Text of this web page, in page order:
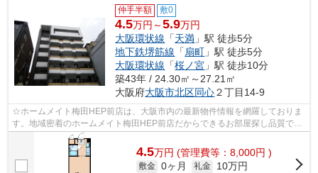
仲手半額 敷0
4.5万円～5.9万円
大阪環状線 「天満 」駅 徒歩5分
地下鉄堺筋線 「 扇町 」駅 徒歩5分
大阪環状線 「桜ノ宮 」駅 徒歩10分
築43年 / 24.30㎡～27.21㎡
大阪府大阪市北区同心２丁目14-9
☆ホームメイト梅田HEP前店は、大阪市内の最新物件情報を網羅しておりま
す。地域密着のホームメイト梅田HEP前店だからできるお部屋探し品質であ
なたの理想のお部屋一緒に探しましょう♪...
4.5万円 (管理費等：8,000円 )
敷金 0ヶ月 礼金
10万円